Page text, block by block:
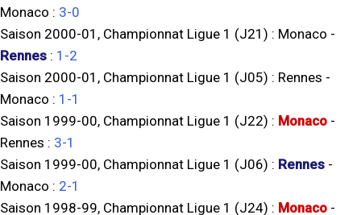
Monaco : 3-0
Saison 2000-01, Championnat Ligue 1 (J21) : Monaco -
Rennes : 1-2
Saison 2000-01, Championnat Ligue 1 (J05) : Rennes -
Monaco : 1-1
Saison 1999-00, Championnat Ligue 1 (J22) : Monaco -
Rennes : 3-1
Saison 1999-00, Championnat Ligue 1 (J06) : Rennes -
Monaco : 2-1
Saison 1998-99, Championnat Ligue 1 (J24) : Monaco -